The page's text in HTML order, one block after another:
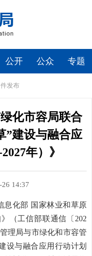
公开 公众 专题
发布
化市容局联合
”建设与融合应
年）》
14:37
息化部 国家林业和草原
（工信部联通信〔 202
理局与市绿化和市容管
设与融合应用行动计划